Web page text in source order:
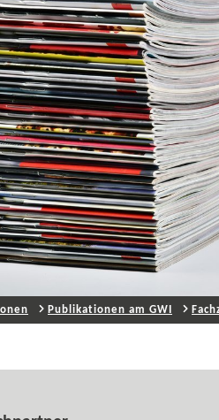
Publikationen am GWI